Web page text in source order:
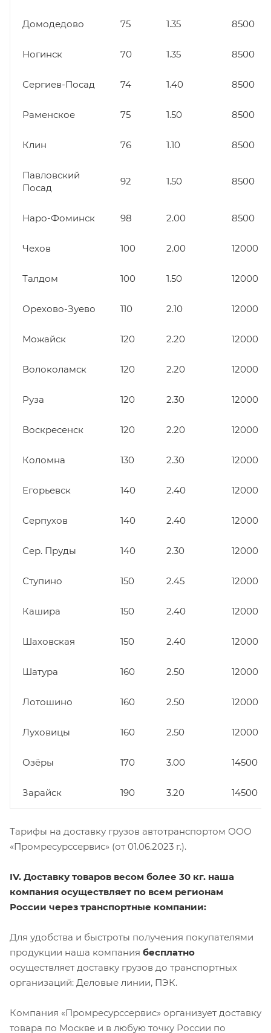
Домодедово 75 1.35 8500
Ногинск 70 1.35 8500
Сергиев-Посад 74 1.40 8500
Раменское 75 1.50 8500
Клин 76 1.10 8500
Павловский
Посад
92 1.50 8500
Наро-Фоминск 98 2.00 8500
Чехов 100 2.00 12000
Талдом 100 1.50 12000
Орехово-Зуево 110 2.10 12000
Можайск 120 2.20 12000
Волоколамск 120 2.20 12000
Руза 120 2.30 12000
Воскресенск 120 2.20 12000
Коломна 130 2.30 12000
Егорьевск 140 2.40 12000
Серпухов 140 2.40 12000
Сер. Пруды 140 2.30 12000
Ступино 150 2.45 12000
Кашира 150 2.40 12000
Шаховская 150 2.40 12000
Шатура 160 2.50 12000
Лотошино 160 2.50 12000
Луховицы 160 2.50 12000
Озёры 170 3.00 14500
Зарайск 190 3.20 14500
Тарифы на доставку грузов автотранспортом ООО
«Промресурссервис» (от 01.06.2023 г.).
IV. Доставку товаров весом более 30 кг. наша
компания осуществляет по всем регионам
России через транспортные компании:
Для удобства и быстроты получения покупателями
продукции наша компания бесплатно
осуществляет доставку грузов до транспортных
организаций: Деловые линии, ПЭК.
Компания «Промресурссервис» организует доставку
товара по Москве и в любую точку России по